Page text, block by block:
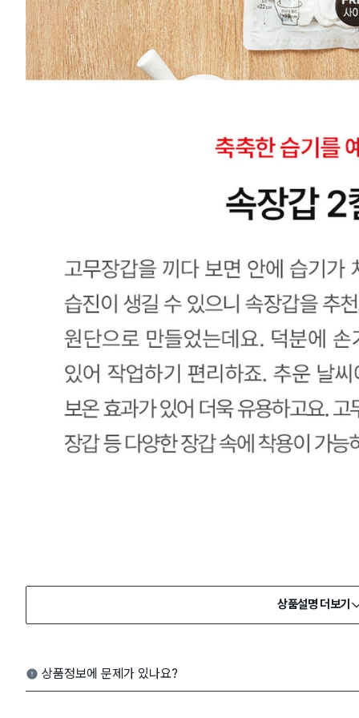
상품설명 더보기
상품정보에 문제가 있나요?